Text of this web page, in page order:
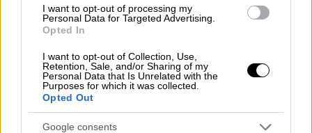
I want to opt-out of processing my
Personal Data for Targeted Advertising.
Opted In
I want to opt-out of Collection, Use,
Retention, Sale, and/or Sharing of my
Personal Data that Is Unrelated with the
Purposes for which it was collected.
Opted Out
Google consents
Lifestyle|10.03.2026 10:15
Συνελήφθη για απόπειρα
ανθρωποκτονίας η 35χρονη που
πυροβόλησε έξω από το σπίτι της Ριάνα